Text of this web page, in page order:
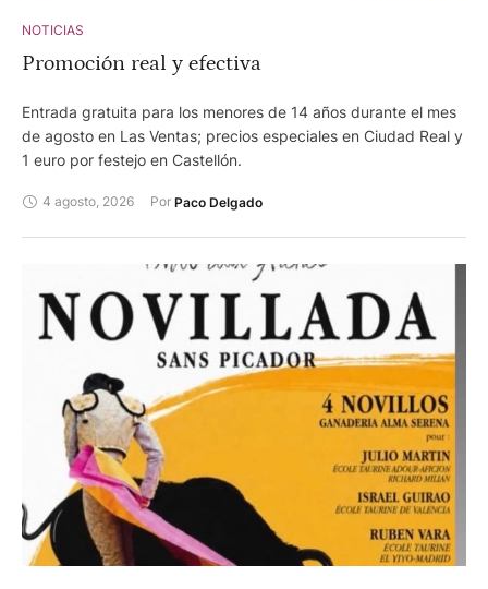
NOTICIAS
Promoción real y efectiva
Entrada gratuita para los menores de 14 años durante el mes
de agosto en Las Ventas; precios especiales en Ciudad Real y
1 euro por festejo en Castellón.
4 agosto, 2026 Por Paco Delgado